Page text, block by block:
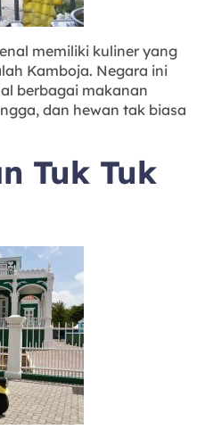
memiliki kuliner yang
Kamboja. Negara ini
berbagai makanan
dan hewan tak biasa
Tuk Tuk